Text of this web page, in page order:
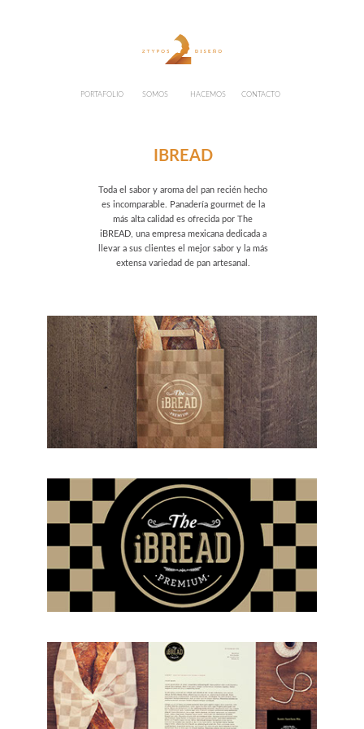
PORTAFOLIO SOMOS HACEMOS CONTACTO
IBREAD
Toda el sabor y aroma del pan recién hecho
es incomparable. Panadería gourmet de la
más alta calidad es ofrecida por The
iBREAD, una empresa mexicana dedicada a
llevar a sus clientes el mejor sabor y la más
extensa variedad de pan artesanal.